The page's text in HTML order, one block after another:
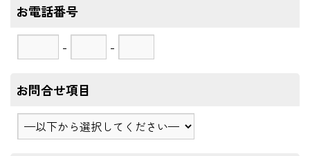
お電話番号
-
-
お問合せ項目